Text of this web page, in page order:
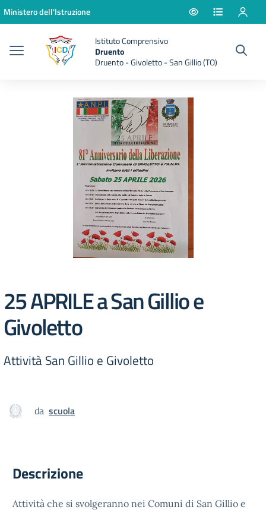
Vai ai contenuti
Vai al menu di navigazione
Vai al footer
Ministero dell'Istruzione
Istituto Comprensivo
Druento
Druento - Givoletto - San Gillio (TO)
25 APRILE a San Gillio e
Givoletto
Attività San Gillio e Givoletto
da scuola
Descrizione
Attività che si svolgeranno nei Comuni di San Gillio e